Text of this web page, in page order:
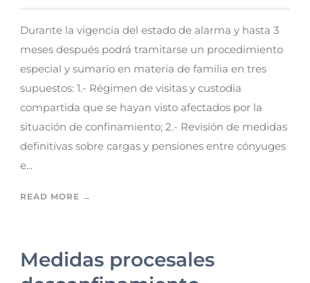
Durante la vigencia del estado de alarma y hasta 3
meses después podrá tramitarse un procedimiento
especial y sumario en materia de familia en tres
supuestos: 1.- Régimen de visitas y custodia
compartida que se hayan visto afectados por la
situación de confinamiento; 2.- Revisión de medidas
definitivas sobre cargas y pensiones entre cónyuges
e...
READ MORE →
Medidas procesales